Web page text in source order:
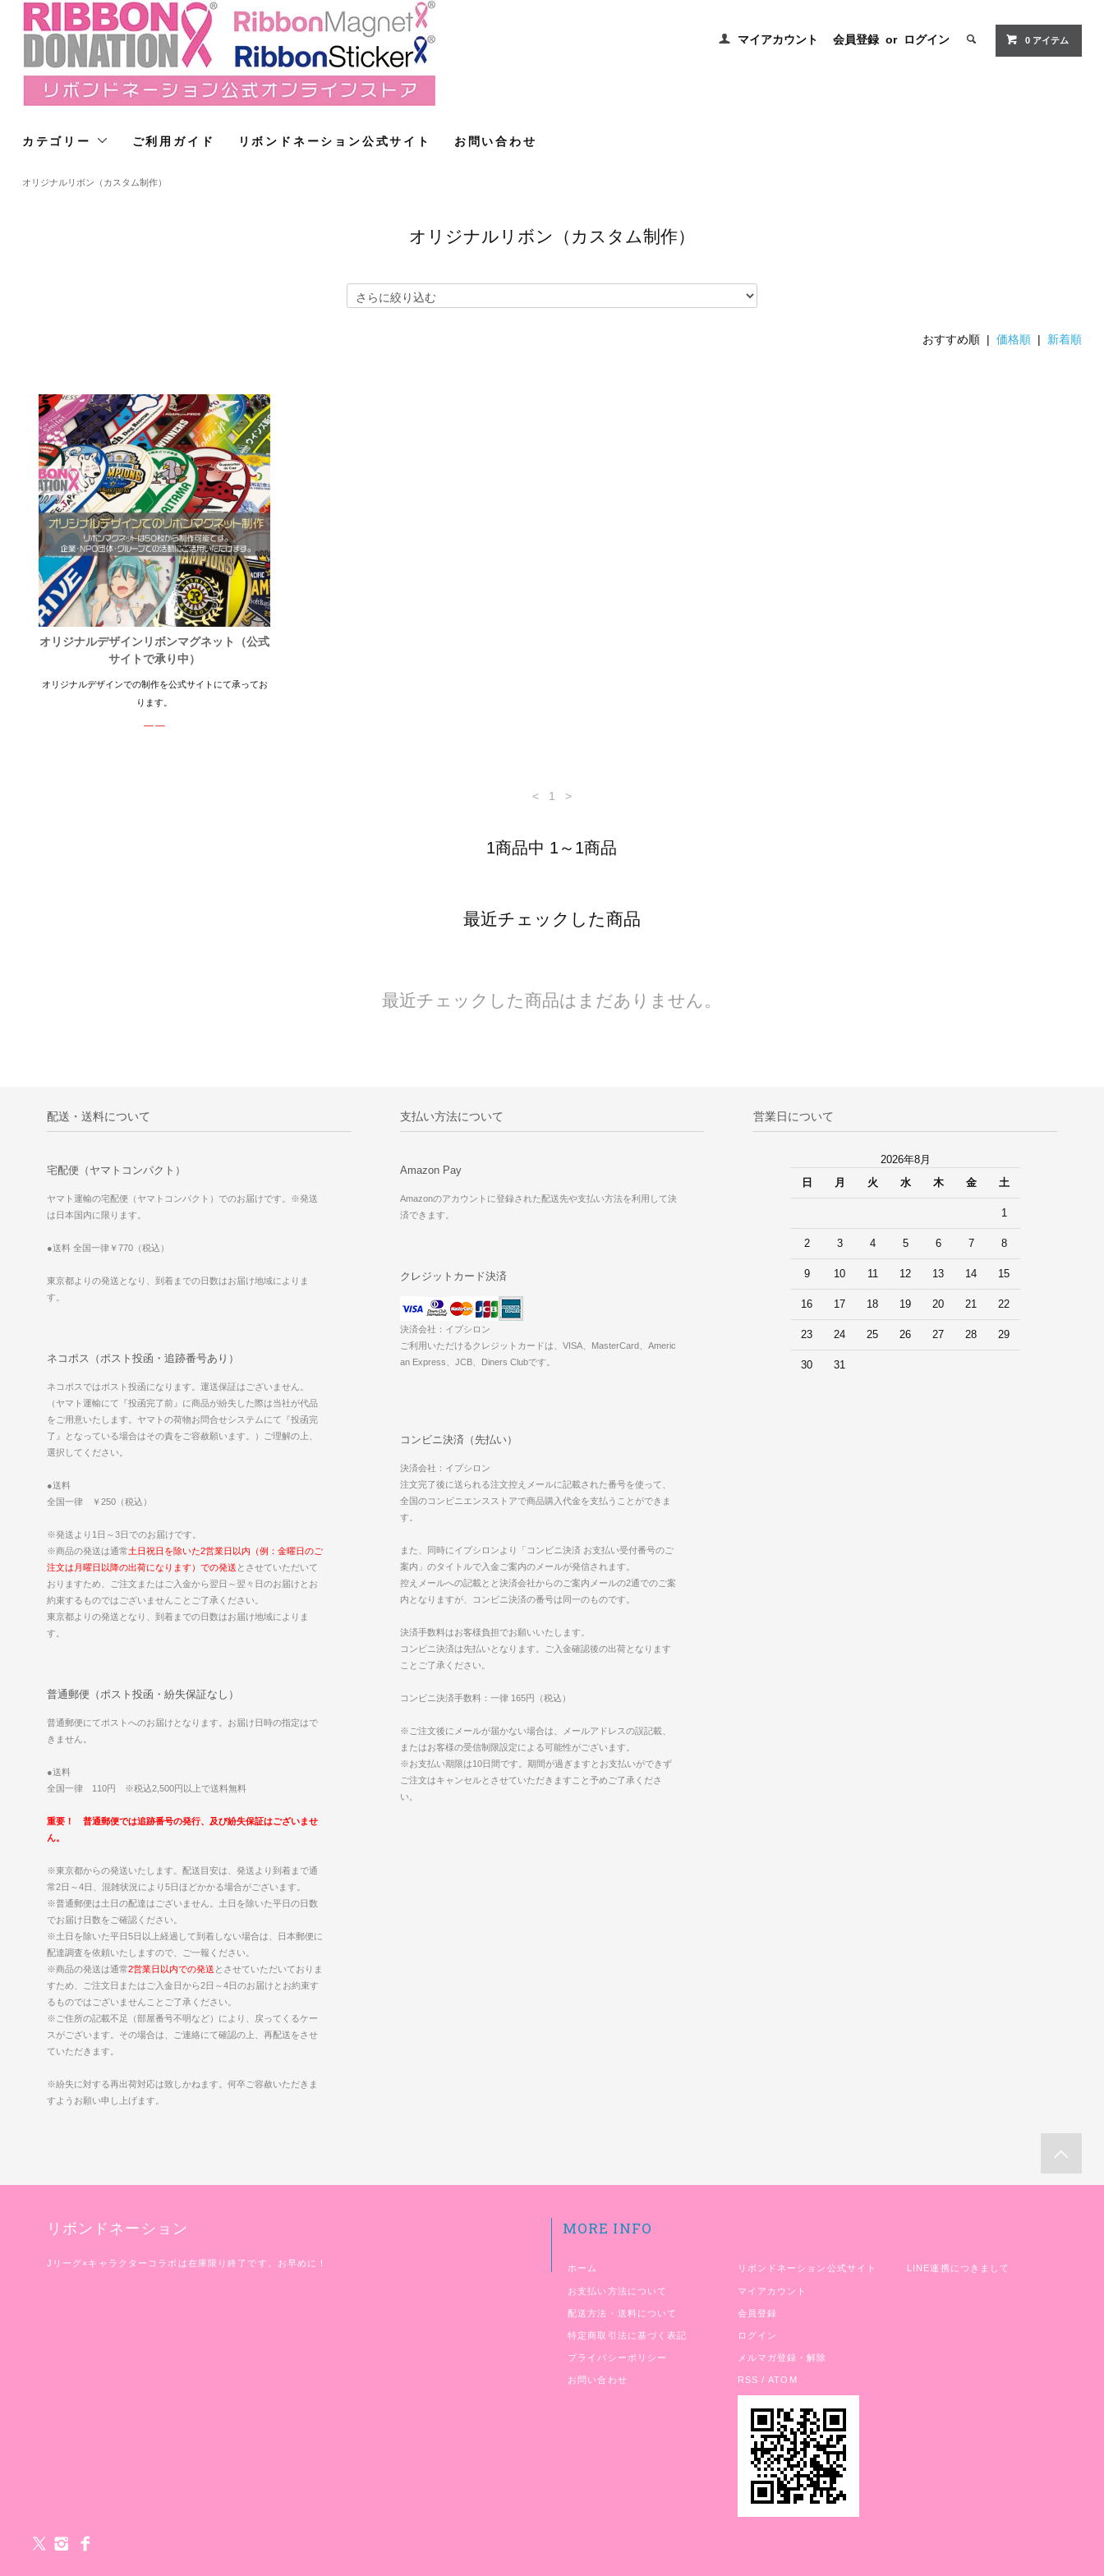
マイアカウント 会員登録 or ログイン 0 アイテム
カテゴリー ご利用ガイド リボンドネーション公式サイト お問い合わせ
オリジナルリボン（カスタム制作）
オリジナルリボン（カスタム制作）
おすすめ順 |価格順 | 新着順
オリジナルデザインリボンマグネット（公式
サイトで承り中）
オリジナルデザインでの制作を公式サイトにて承ってお
ります。
ーー
< 1 >
1商品中 1～1商品
最近チェックした商品
最近チェックした商品はまだありません。
配送・送料について
宅配便（ヤマトコンパクト）
ヤマト運輸の宅配便（ヤマトコンパクト）でのお届けです。※発送
は日本国内に限ります。
●送料 全国一律￥770（税込）
東京都よりの発送となり、到着までの日数はお届け地域によりま
す。
ネコポス（ポスト投函・追跡番号あり）
ネコポスではポスト投函になります。運送保証はございません。
（ヤマト運輸にて『投函完了前』に商品が紛失した際は当社が代品
をご用意いたします。ヤマトの荷物お問合せシステムにて『投函完
了』となっている場合はその責をご容赦願います。）ご理解の上、
選択してください。
●送料
全国一律 ￥250（税込）
※発送より1日～3日でのお届けです。
※商品の発送は通常土日祝日を除いた2営業日以内（例：金曜日のご
注文は月曜日以降の出荷になります）での発送 とさせていただいて
おりますため、ご注文またはご入金から翌日～翌々日のお届けとお
約束するものではございませんことご了承ください。
東京都よりの発送となり、到着までの日数はお届け地域によりま
す。
普通郵便（ポスト投函・紛失保証なし）
普通郵便にてポストへのお届けとなります。お届け日時の指定はで
きません。
●送料
全国一律 110円 ※税込2,500円以上で送料無料
重要！ 普通郵便では追跡番号の発行、及び紛失保証はございませ
ん。
※東京都からの発送いたします。配送目安は、発送より到着まで通
常2日～4日、混雑状況により5日ほどかかる場合がございます。
※普通郵便は土日の配達はございません。土日を除いた平日の日数
でお届け日数をご確認ください。
※土日を除いた平日5日以上経過して到着しない場合は、日本郵便に
配達調査を依頼いたしますので、ご一報ください。
※商品の発送は通常2営業日以内での発送 とさせていただいておりま
すため、ご注文日またはご入金日から2日～4日のお届けとお約束す
るものではございませんことご了承ください。
※ご住所の記載不足（部屋番号不明など）により、戻ってくるケー
スがございます。その場合は、ご連絡にて確認の上、再配送をさせ
ていただきます。
※紛失に対する再出荷対応は致しかねます。何卒ご容赦いただきま
すようお願い申し上げます。
支払い方法について
Amazon Pay
Amazonのアカウントに登録された配送先や支払い方法を利用して決
済できます。
クレジットカード決済
決済会社：イプシロン
ご利用いただけるクレジットカードは、VISA、MasterCard、Americ
an Express、JCB、Diners Clubです。
コンビニ決済（先払い）
決済会社：イプシロン
注文完了後に送られる注文控えメールに記載された番号を使って、
全国のコンビニエンスストアで商品購入代金を支払うことができま
す。
また、同時にイプシロンより「コンビニ決済 お支払い受付番号のご
案内」のタイトルで入金ご案内のメールが発信されます。
控えメールへの記載とと決済会社からのご案内メールの2通でのご案
内となりますが、コンビニ決済の番号は同一のものです。
決済手数料はお客様負担でお願いいたします。
コンビニ決済は先払いとなります。ご入金確認後の出荷となります
ことご了承ください。
コンビニ決済手数料：一律 165円（税込）
※ご注文後にメールが届かない場合は、メールアドレスの誤記載、
またはお客様の受信制限設定による可能性がございます。
※お支払い期限は10日間です。期間が過ぎますとお支払いができず
ご注文はキャンセルとさせていただきますこと予めご了承くださ
い。
営業日について
2026年8月
日
月 火 水 木 金 土
1
2 3 4 5 6 7 8
9 10 11 12 13 14 15
16 17 18 19 20 21 22
23 24 25 26 27 28 29
30 31
リボンドネーション
Jリーグ×キャラクターコラボは在庫限り終了です。お早めに！
MORE INFO
ホーム
お支払い方法について
配送方法・送料について
特定商取引法に基づく表記
プライバシーポリシー
お問い合わせ
リボンドネーション公式サイト
マイアカウント
会員登録
ログイン
メルマガ登録・解除
RSS /ATOM
LINE連携につきまして